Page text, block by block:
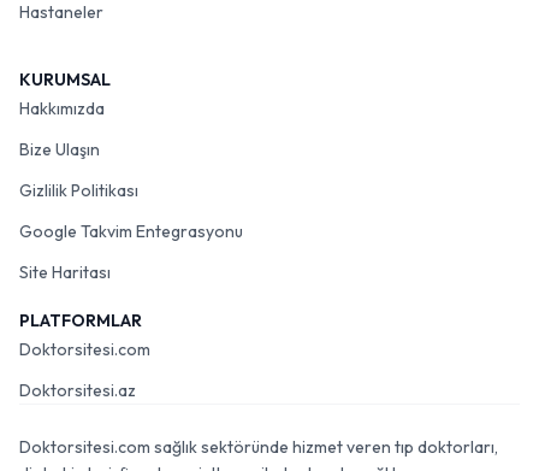
Hastaneler
KURUMSAL
Hakkımızda
Bize Ulaşın
Gizlilik Politikası
Google Takvim Entegrasyonu
Site Haritası
PLATFORMLAR
Doktorsitesi.com
Doktorsitesi.az
Doktorsitesi.com sağlık sektöründe hizmet veren tıp doktorları,